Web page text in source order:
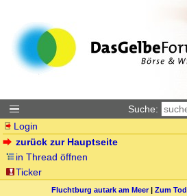
Suche:
Login
zurück zur Hauptseite
in Thread öffnen
Ticker
Fluchtburg autark am Meer| Zum